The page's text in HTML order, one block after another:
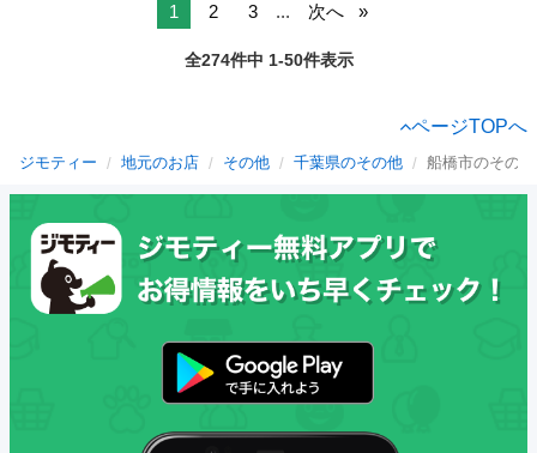
1 2 3 ... 次へ
全274件中 1-50件表示
ページTOPへ
ジモティー 地元のお店 その他 千葉県のその他 船橋市のその他